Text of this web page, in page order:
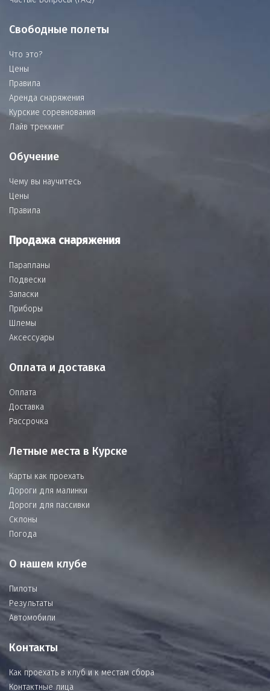
Свободные полеты
Что это?
Цены
Правила
Аренда снаряжения
Курские соревнования
Лайв треккинг
Обучение
Чему вы научитесь
Цены
Правила
Продажа снаряжения
Парапланы
Подвески
Запаски
Приборы
Шлемы
Аксессуары
Оплата и доставка
Оплата
Доставка
Рассрочка
Летные места в Курске
Карты как проехать
Дороги для малинки
Дороги для пассивки
Склоны
Погода
О нашем клубе
Пилоты
Результаты
Автомобили
Контакты
Как проехать в клуб и к местам сбора
Контактные лица